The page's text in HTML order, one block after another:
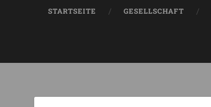
STARTSEITE GESELLSCHAFT